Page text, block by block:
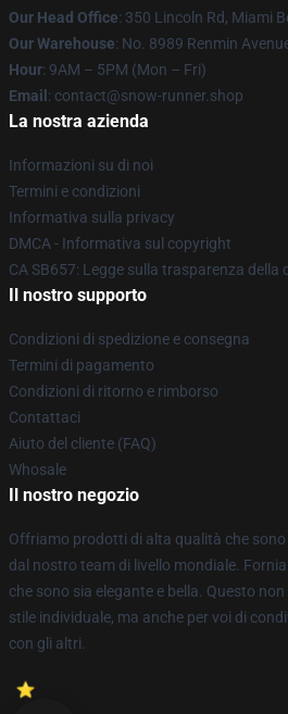
Our Head Office: 350 Lincoln Rd, Miami
Our Warehouse: No. 8989 Renmin
Hour: 9AM – 5PM (Mon – Fri)
Email : contact@snow-runner.shop
La nostra azienda
Informazioni su di noi
Termini e condizioni
Informativa sulla privacy
DMCA - Informativa sul copyright
CA SB657: Legge sulla trasparenza
Il nostro supporto
Condizioni di spedizione e consegna
Termini di pagamento
Condizioni di ritorno e rimborso
Contattaci
Aiuto del cliente (FAQ)
Whosale
Il nostro negozio
Offriamo prodotti di alta qualità che
dal nostro team di livello mondiale.
che sono sia elegante e bella. Questo
stile individuale, ma anche per voi di
con gli altri.